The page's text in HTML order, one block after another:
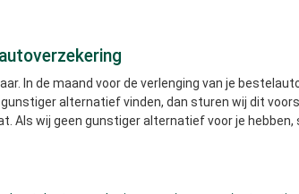
In de maand voor de verlenging van je
alternatief vinden, dan sturen wij dit
Als wij geen gunstiger alternatief voor je